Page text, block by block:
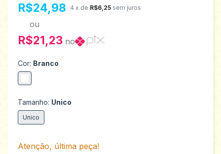
R$24,98 4 x de R$6,25 sem juros
ou
R$21,23 no
Cor: Branco
Tamanho: Unico
Unico
Atenção, última peça!